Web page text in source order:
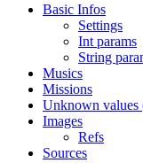
Basic Infos
Settings
Int params
String
Musics
Missions
Unknown
Images
Refs
Sources